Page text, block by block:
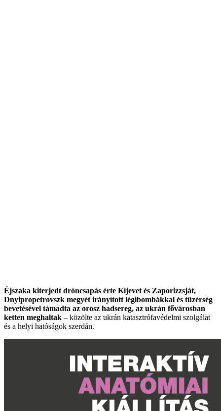
Éjszaka kiterjedt dróncsapás érte Kijevet és Zaporizzsját,
Dnyipropetrovszk megyét irányított légibombákkal és tüzérség
bevetésével támadta az orosz hadsereg, az ukrán fővárosban
ketten meghaltak – közölte az ukrán katasztrófavédelmi szolgálat
és a helyi hatóságok szerdán.